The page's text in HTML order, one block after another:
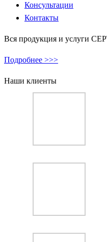
Консультации
Контакты
Вся продукция и услуги
Подробнее >>>
Наши клиенты